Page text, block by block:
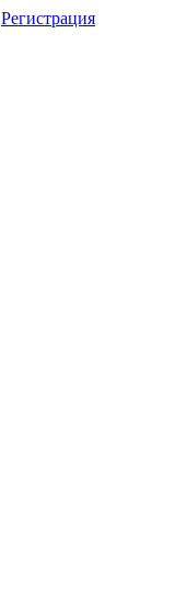
Регистрация